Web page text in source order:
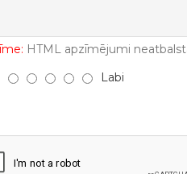
HTML apzīmējumi
Labi